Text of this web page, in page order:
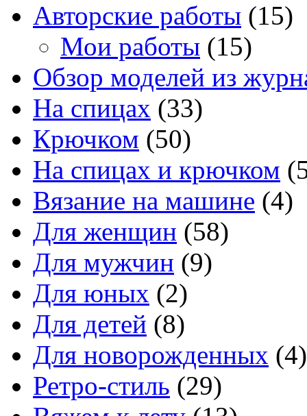
Авторские работы (15)
Мои работы (15)
Обзор моделей из
На спицах (33)
Крючком (50)
На спицах и крючком
Вязание на машине (4)
Для женщин (58)
Для мужчин (9)
Для юных (2)
Для детей (8)
Для новорожденных (4)
Ретро-стиль (29)